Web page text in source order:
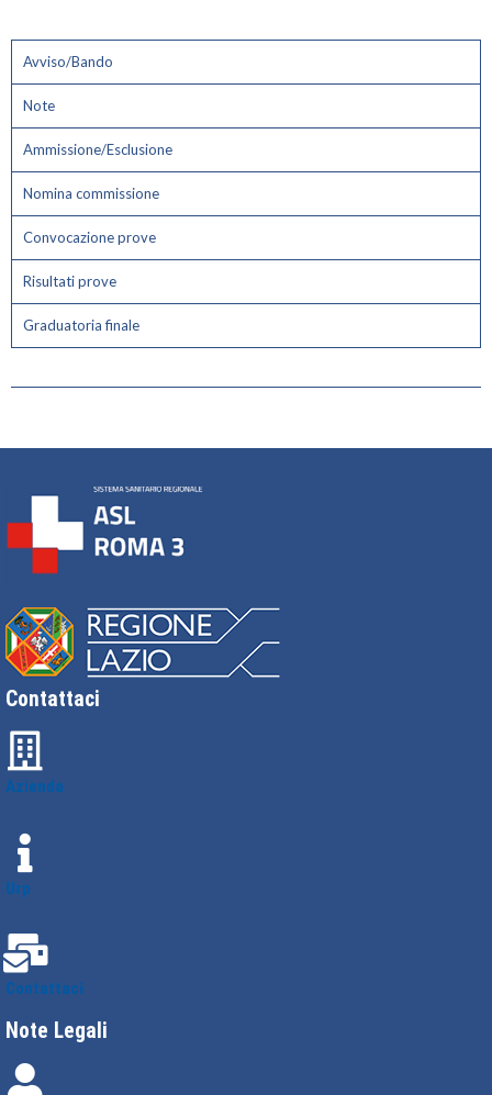
Avviso/Bando
Note
Ammissione/Esclusione
Nomina commissione
Convocazione prove
Risultati prove
Graduatoria finale
Contattaci
Azienda
Urp
Contattaci
Note Legali